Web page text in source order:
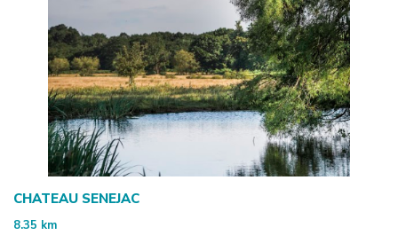
CHATEAU SENEJAC
8.35 km